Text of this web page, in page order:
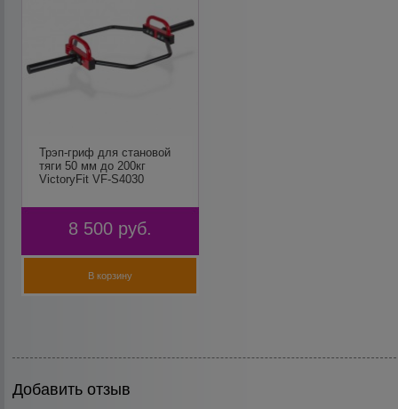
Трэп-гриф для становой
тяги 50 мм до 200кг
VictoryFit VF-S4030
8 500 руб.
В корзину
Добавить отзыв